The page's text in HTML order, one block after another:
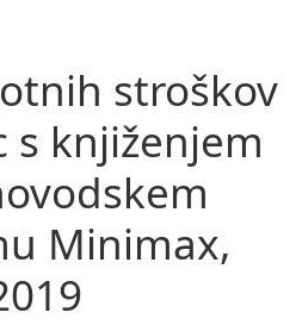
stroškov
s knjiženjem
Minimax,